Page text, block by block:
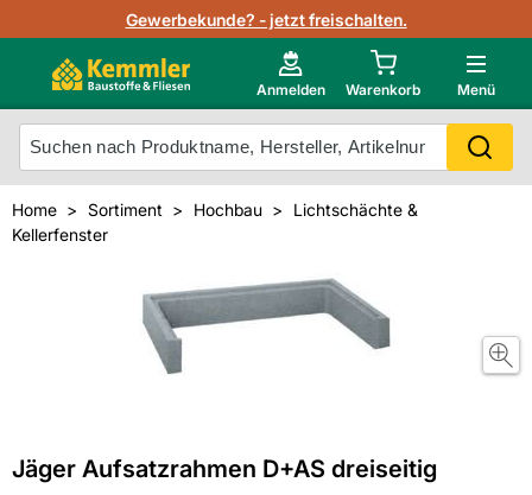
Gewerbekunde? - jetzt freischalten.
Anmelden Warenkorb Menü
Lagerbestand in Echtzeit
Nutzerverwaltung
Photovoltaik Konfigurator
Projektlisten
Technische Daten & Merkblätter
Neu im Onlineshop?
Mein Konto
Meistverkaufte Produkte
Unsere Kemmler-Marke
Home Sortiment Hochbau
Lichtschächte &
Kellerfenster
Jäger Aufsatzrahmen D+AS dreiseitig